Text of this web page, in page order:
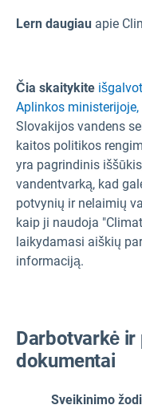
Lern daugiau apie
Čia skaitykite
Aplinkos
Slovakijos vandens
kaitos politikos
yra pagrindinis
vandentvarką, kad
potvynių ir nelaimių
kaip ji naudoja
laikydamasi aiškių
informaciją.
Darbotvarkė
dokumentai
Sveikinimo